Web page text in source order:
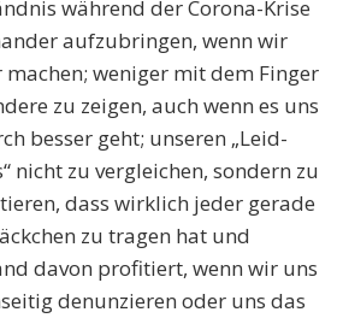
während der Corona-Krise
aufzubringen, wenn wir
machen; weniger mit dem Finger
zu zeigen, auch wenn es uns
besser geht; unseren „Leid-
nicht zu vergleichen, sondern zu
dass wirklich jeder gerade
zu tragen hat und
davon profitiert, wenn wir uns
denunzieren oder uns das